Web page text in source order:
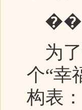
��
为了
个“幸
构表：